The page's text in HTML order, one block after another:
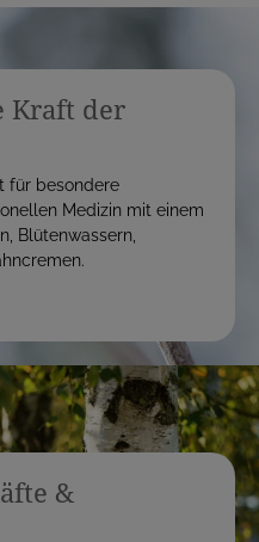
Kraft der
für besondere
Medizin mit einem
Blütenwassern,
&